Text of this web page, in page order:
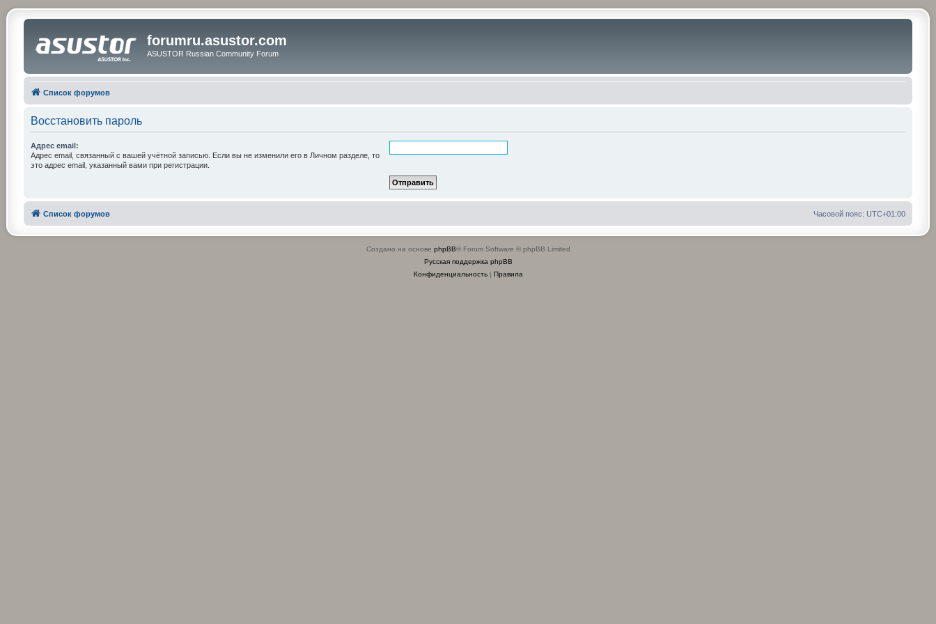
forumru.asustor.com
ASUSTOR Russian Community Forum
Список форумов
Восстановить пароль
Адрес email:
Адрес email, связанный с вашей учётной записью. Если вы не изменили его в Личном разделе, то
это адрес email, указанный вами при регистрации.
Список форумов Часовой пояс: UTC+01:00
Создано на основе phpBB® Forum Software © phpBB Limited
Русская поддержка phpBB
Конфиденциальность| Правила